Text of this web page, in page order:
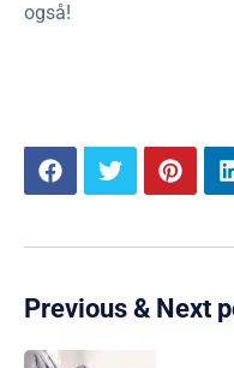
også!
Previous & Next